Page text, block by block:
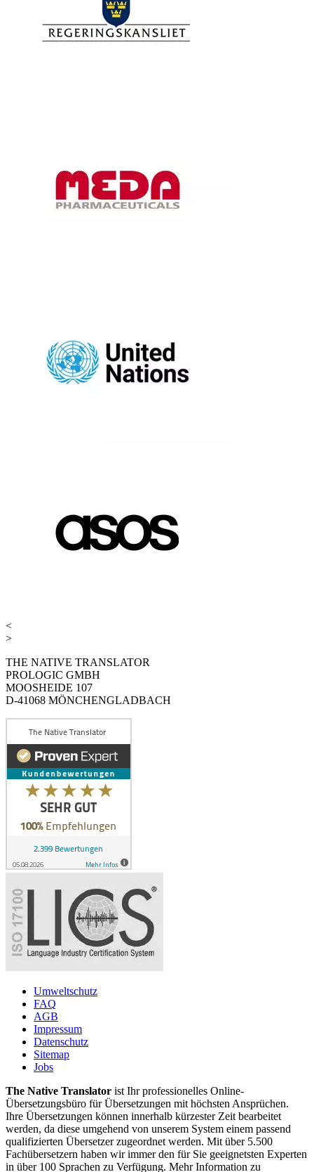
<
>
THE NATIVE TRANSLATOR
PROLOGIC GMBH
MOOSHEIDE 107
D-41068 MÖNCHENGLADBACH
Umweltschutz
FAQ
AGB
Impressum
Datenschutz
Sitemap
Jobs
The Native Translator ist Ihr professionelles Online-
Übersetzungsbüro für Übersetzungen mit höchsten Ansprüchen.
Ihre Übersetzungen können innerhalb kürzester Zeit bearbeitet
werden, da diese umgehend von unserem System einem passend
qualifizierten Übersetzer zugeordnet werden. Mit über 5.500
Fachübersetzern haben wir immer den für Sie geeignetsten Experten
in über 100 Sprachen zu Verfügung. Mehr Information zu